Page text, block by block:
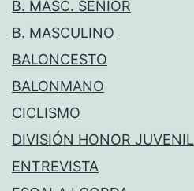
B. MASC. SÉNIOR
B. MASCULINO
BALONCESTO
BALONMANO
CICLISMO
DIVISIÓN HONOR JUVENIL
ENTREVISTA